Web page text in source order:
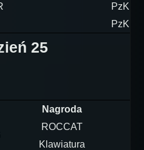
25
Nagroda
ROCCAT
Klawiatura